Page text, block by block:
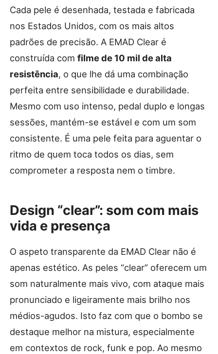
Cada pele é desenhada, testada e fabricada
nos Estados Unidos, com os mais altos
padrões de precisão. A EMAD Clear é
construída com filme de 10 mil de alta
resistência, o que lhe dá uma combinação
perfeita entre sensibilidade e durabilidade.
Mesmo com uso intenso, pedal duplo e longas
sessões, mantém-se estável e com um som
consistente. É uma pele feita para aguentar o
ritmo de quem toca todos os dias, sem
comprometer a resposta nem o timbre.
Design “clear”: som com mais
vida e presença
O aspeto transparente da EMAD Clear não é
apenas estético. As peles “clear” oferecem um
som naturalmente mais vivo, com ataque mais
pronunciado e ligeiramente mais brilho nos
médios-agudos. Isto faz com que o bombo se
destaque melhor na mistura, especialmente
em contextos de rock, funk e pop. Ao mesmo